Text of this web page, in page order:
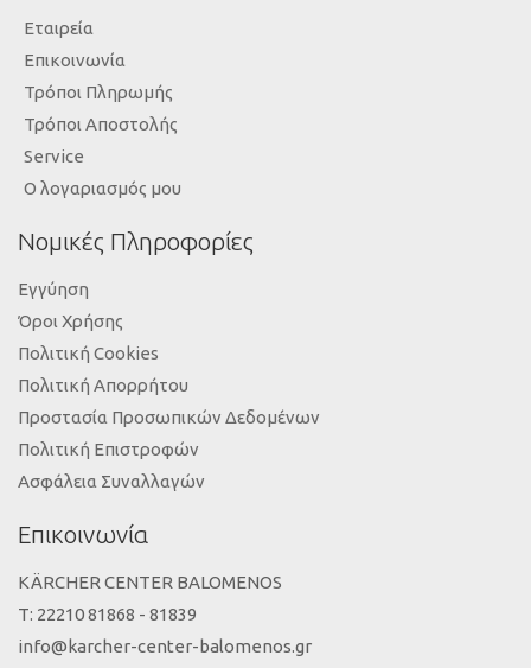
Εταιρεία
Επικοινωνία
Τρόποι Πληρωμής
Τρόποι Αποστολής
Service
Ο λογαριασμός μου
Νομικές Πληροφορίες
Εγγύηση
Όροι Χρήσης
Πολιτική Cookies
Πολιτική Απορρήτου
Προστασία Προσωπικών Δεδομένων
Πολιτική Επιστροφών
Ασφάλεια Συναλλαγών
Επικοινωνία
KÄRCHER CENTER BALOMENOS
Τ: 22210 81868 - 81839
info@karcher-center-balomenos.gr